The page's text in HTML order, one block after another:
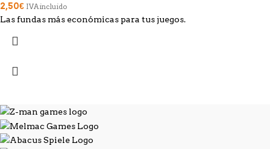
2,50€ IVA incluido
Las fundas más económicas para tus juegos.